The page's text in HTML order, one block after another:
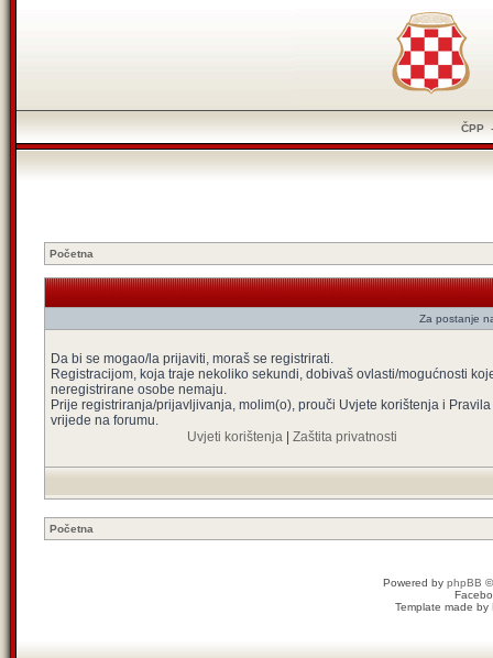
ČPP
Početna
Za postanje
Da bi se mogao/la prijaviti, moraš se registrirati.
Registracijom, koja traje nekoliko sekundi, dobivaš ovlasti/mogućnosti
neregistrirane osobe nemaju.
Prije registriranja/prijavljivanja, molim(o), prouči Uvjete korištenja i
vrijede na forumu.
Uvjeti korištenja| Zaštita privatnosti
Početna
Powered by phpBB
Template made by